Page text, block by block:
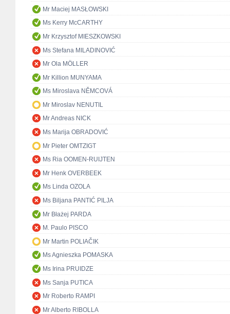
Mr Maciej MASŁOWSKI
Ms Kerry McCARTHY
Mr Krzysztof MIESZKOWSKI
Ms Stefana MILADINOVIĆ
Mr Ola MÖLLER
Mr Killion MUNYAMA
Ms Miroslava NĚMCOVÁ
Mr Miroslav NENUTIL
Mr Andreas NICK
Ms Marija OBRADOVIĆ
Mr Pieter OMTZIGT
Ms Ria OOMEN-RUIJTEN
Mr Henk OVERBEEK
Ms Linda OZOLA
Ms Biljana PANTIĆ PILJA
Mr Błażej PARDA
M. Paulo PISCO
Mr Martin POLIAČIK
Ms Agnieszka POMASKA
Ms Irina PRUIDZE
Ms Sanja PUTICA
Mr Roberto RAMPI
Mr Alberto RIBOLLA